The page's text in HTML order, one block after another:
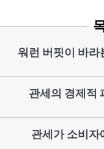
워런 버핏이 바라
관세의 경제적
관세가 소비자